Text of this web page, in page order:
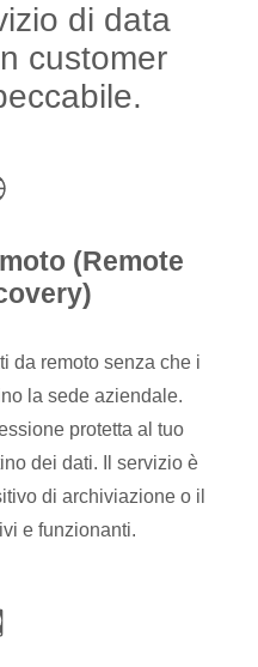
di data
customer
(Remote
da remoto senza che i
la sede aziendale.
protetta al tuo
dei dati. Il servizio è
di archiviazione o il
e funzionanti.